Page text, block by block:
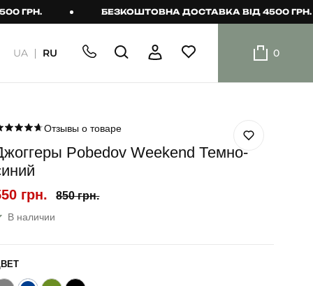
БЕЗКОШТОВНА ДОСТАВКА ВІД 4500 ГРН.
шорти
Шорти
UA RU 0
Отзывы о товаре
Pobedov Weekend Темно-
грн. 850 грн.
В наличии